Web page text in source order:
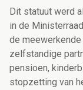
Dit statuut werd
in de
de
zelfstandige
pensioen,
stopzetting van